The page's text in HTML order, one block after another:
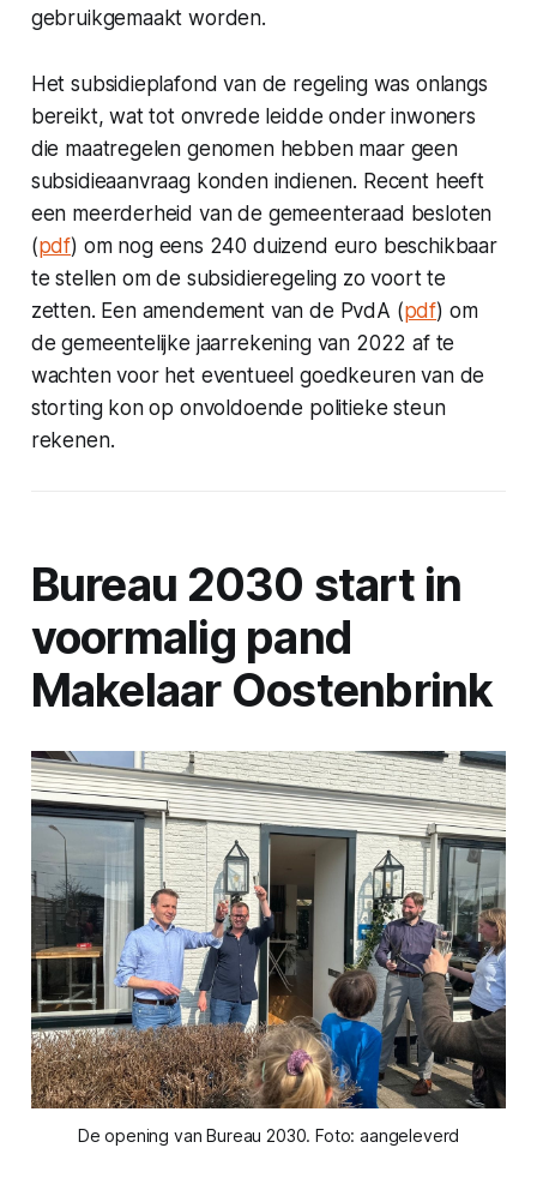
gebruikgemaakt worden.
Het subsidieplafond van de regeling was onlangs
bereikt, wat tot onvrede leidde onder inwoners
die maatregelen genomen hebben maar geen
subsidieaanvraag konden indienen. Recent heeft
een meerderheid van de gemeenteraad besloten
(pdf) om nog eens 240 duizend euro beschikbaar
te stellen om de subsidieregeling zo voort te
zetten. Een amendement van de PvdA (pdf) om
de gemeentelijke jaarrekening van 2022 af te
wachten voor het eventueel goedkeuren van de
storting kon op onvoldoende politieke steun
rekenen.
Bureau 2030 start in
voormalig pand
Makelaar Oostenbrink
De opening van Bureau 2030. Foto: aangeleverd